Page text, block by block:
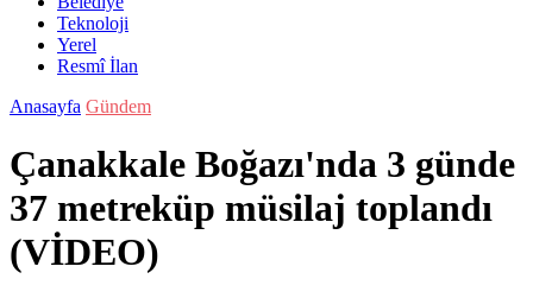
Teknoloji
Yerel
Resmî İlan
Anasayfa Gündem
Çanakkale Boğazı'nda 3 günde
37 metreküp müsilaj toplandı
(VİDEO)